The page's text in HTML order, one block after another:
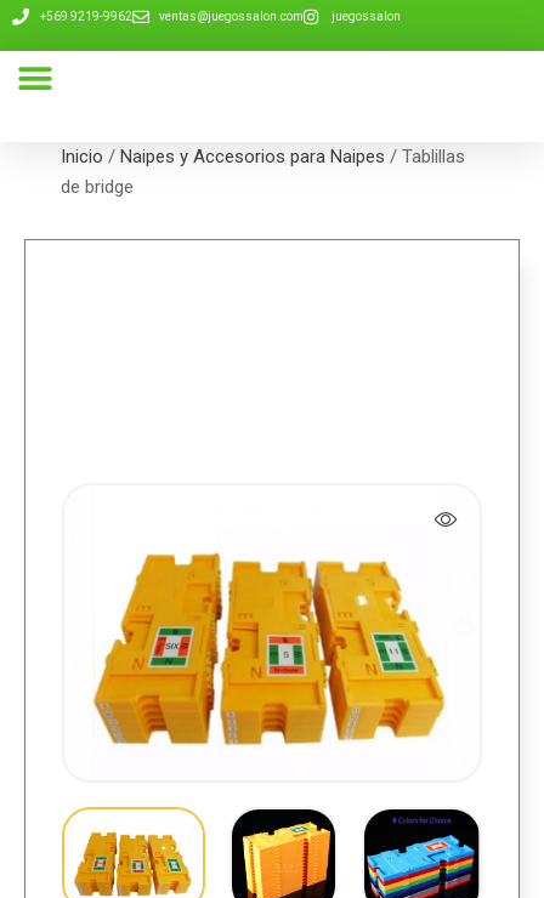
+569 9219-9962 ventas@juegossalon.com juegossalon
Inicio / Naipes y Accesorios para Naipes / Tablillas
de bridge